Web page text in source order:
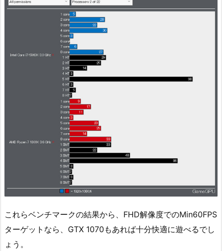
これらベンチマークの結果から、FHD解像度でのMin60FPS
ターゲットなら、GTX 1070もあれば十分快適に遊べるでし
ょう。